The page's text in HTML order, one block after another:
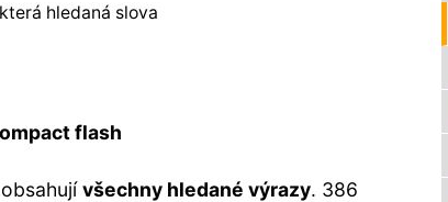
hledaná slova
flash
všechny hledané výrazy. 386